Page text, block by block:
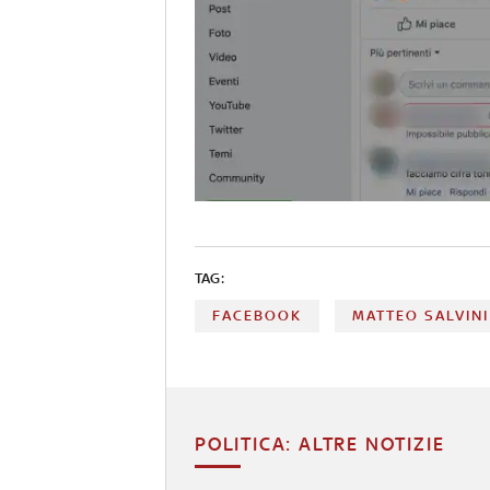
TAG:
FACEBOOK MATTEO SALVINI
POLITICA: ALTRE NOTIZIE